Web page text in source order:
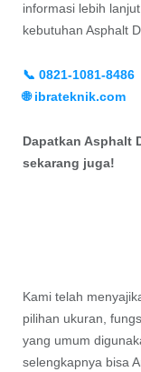
informasi lebih
kebutuhan Asphalt
📞 0821-1081-8486
🌐 ibrateknik.com
Dapatkan Asphalt
sekarang juga!
Kami telah
pilihan ukuran,
yang umum
selengkapnya bisa